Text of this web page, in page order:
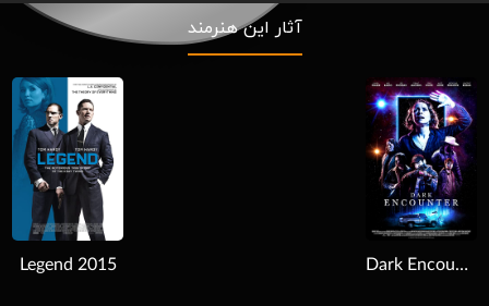
آثار این هنرمند
Dark Encounter 2019
Legend 2015